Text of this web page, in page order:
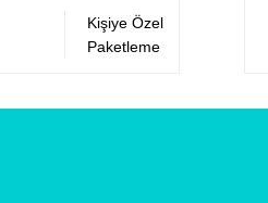
Kişiye Özel
Paketleme